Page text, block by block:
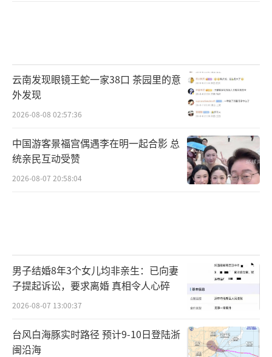
(本文来自第一财经) （责任编辑：卢其龙 CN070）
云南发现眼镜王蛇一家38口 茶园里的意
外发现
2026-08-08 02:57:36
中国游客景福宫偶遇李在明一起合影 总
统亲民互动受赞
2026-08-07 20:58:04
男子结婚8年3个女儿均非亲生：已向妻
子提起诉讼，要求离婚 真相令人心碎
2026-08-07 13:00:37
台风白海豚实时路径 预计9-10日登陆浙
闽沿海